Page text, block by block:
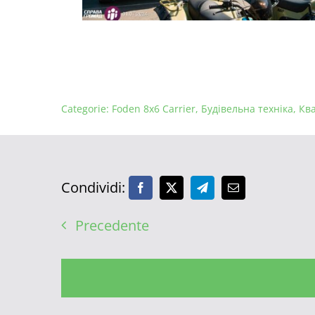
Categorie: Foden 8x6 Carrier, Будівельна техніка,
Condividi:
Precedente